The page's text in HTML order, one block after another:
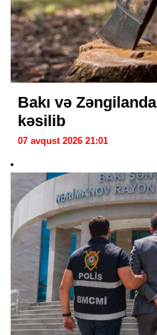
Bakı və
kəsilib
07 avqust 2026 21:01